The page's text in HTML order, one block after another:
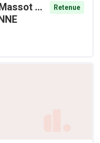
...
Retenue